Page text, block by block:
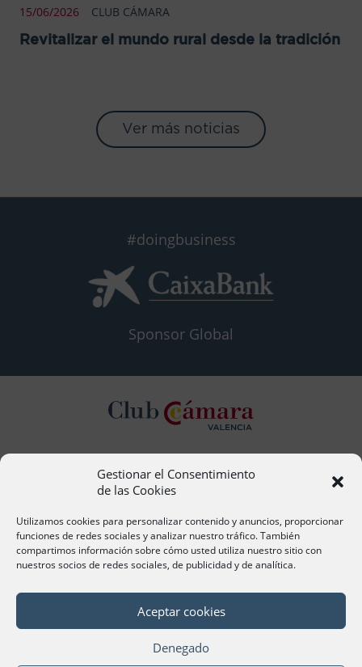
Gestionar el Consentimiento
de las Cookies
Utilizamos cookies para personalizar contenido y anuncios, proporcionar
funciones de redes sociales y analizar nuestro tráfico. También
compartimos información sobre cómo usted utiliza nuestro sitio con
nuestros socios de redes sociales, de publicidad y de analítica.
Aceptar cookies
Denegado
15/06/2026 CLUB CÁMARA
Revitalizar el mundo rural desde la tradición
Ver más noticias
#doingbusiness
Sponsor Global
Contacto
acervera@camaravalencia.com
961 366 212
Síguenos